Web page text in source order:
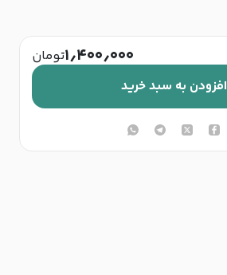
۱٫۴۰۰٫۰۰۰تومان
افزودن به سبد خرید